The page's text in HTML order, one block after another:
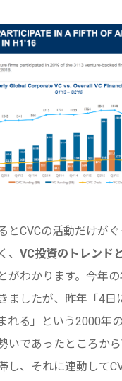
とCVCの活動だけが
、 VC投資のトレンド
がわかります。今年
ましたが、昨年「4日
れる」という2000年
いであったところか
し、それに連動して